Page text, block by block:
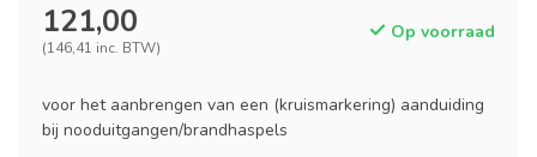
121,00
(146,41 inc. BTW)
Op voorraad
voor het aanbrengen van een (kruismarkering) aanduiding
bij nooduitgangen/brandhaspels